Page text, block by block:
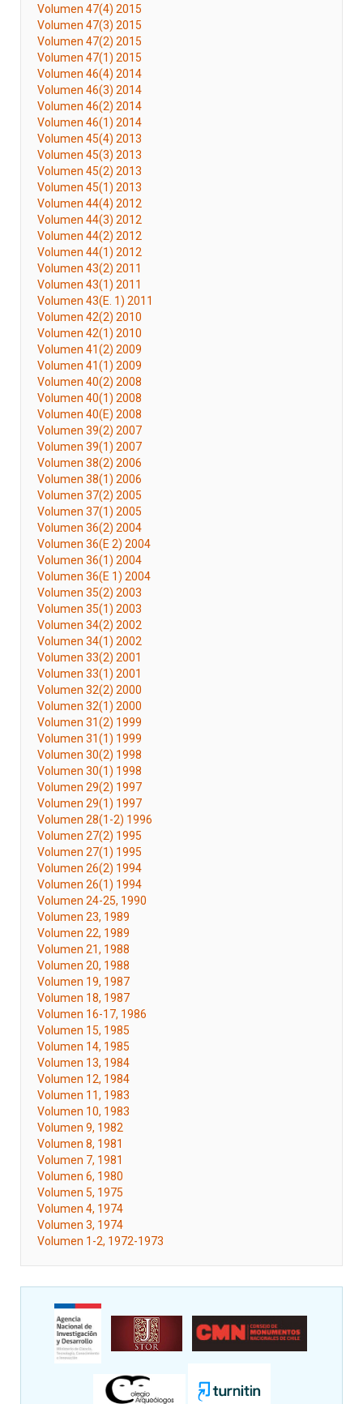
Volumen 47(4) 2015
Volumen 47(3) 2015
Volumen 47(2) 2015
Volumen 47(1) 2015
Volumen 46(4) 2014
Volumen 46(3) 2014
Volumen 46(2) 2014
Volumen 46(1) 2014
Volumen 45(4) 2013
Volumen 45(3) 2013
Volumen 45(2) 2013
Volumen 45(1) 2013
Volumen 44(4) 2012
Volumen 44(3) 2012
Volumen 44(2) 2012
Volumen 44(1) 2012
Volumen 43(2) 2011
Volumen 43(1) 2011
Volumen 43(E. 1) 2011
Volumen 42(2) 2010
Volumen 42(1) 2010
Volumen 41(2) 2009
Volumen 41(1) 2009
Volumen 40(2) 2008
Volumen 40(1) 2008
Volumen 40(E) 2008
Volumen 39(2) 2007
Volumen 39(1) 2007
Volumen 38(2) 2006
Volumen 38(1) 2006
Volumen 37(2) 2005
Volumen 37(1) 2005
Volumen 36(2) 2004
Volumen 36(E 2) 2004
Volumen 36(1) 2004
Volumen 36(E 1) 2004
Volumen 35(2) 2003
Volumen 35(1) 2003
Volumen 34(2) 2002
Volumen 34(1) 2002
Volumen 33(2) 2001
Volumen 33(1) 2001
Volumen 32(2) 2000
Volumen 32(1) 2000
Volumen 31(2) 1999
Volumen 31(1) 1999
Volumen 30(2) 1998
Volumen 30(1) 1998
Volumen 29(2) 1997
Volumen 29(1) 1997
Volumen 28(1-2) 1996
Volumen 27(2) 1995
Volumen 27(1) 1995
Volumen 26(2) 1994
Volumen 26(1) 1994
Volumen 24-25, 1990
Volumen 23, 1989
Volumen 22, 1989
Volumen 21, 1988
Volumen 20, 1988
Volumen 19, 1987
Volumen 18, 1987
Volumen 16-17, 1986
Volumen 15, 1985
Volumen 14, 1985
Volumen 13, 1984
Volumen 12, 1984
Volumen 11, 1983
Volumen 10, 1983
Volumen 9, 1982
Volumen 8, 1981
Volumen 7, 1981
Volumen 6, 1980
Volumen 5, 1975
Volumen 4, 1974
Volumen 3, 1974
Volumen 1-2, 1972-1973